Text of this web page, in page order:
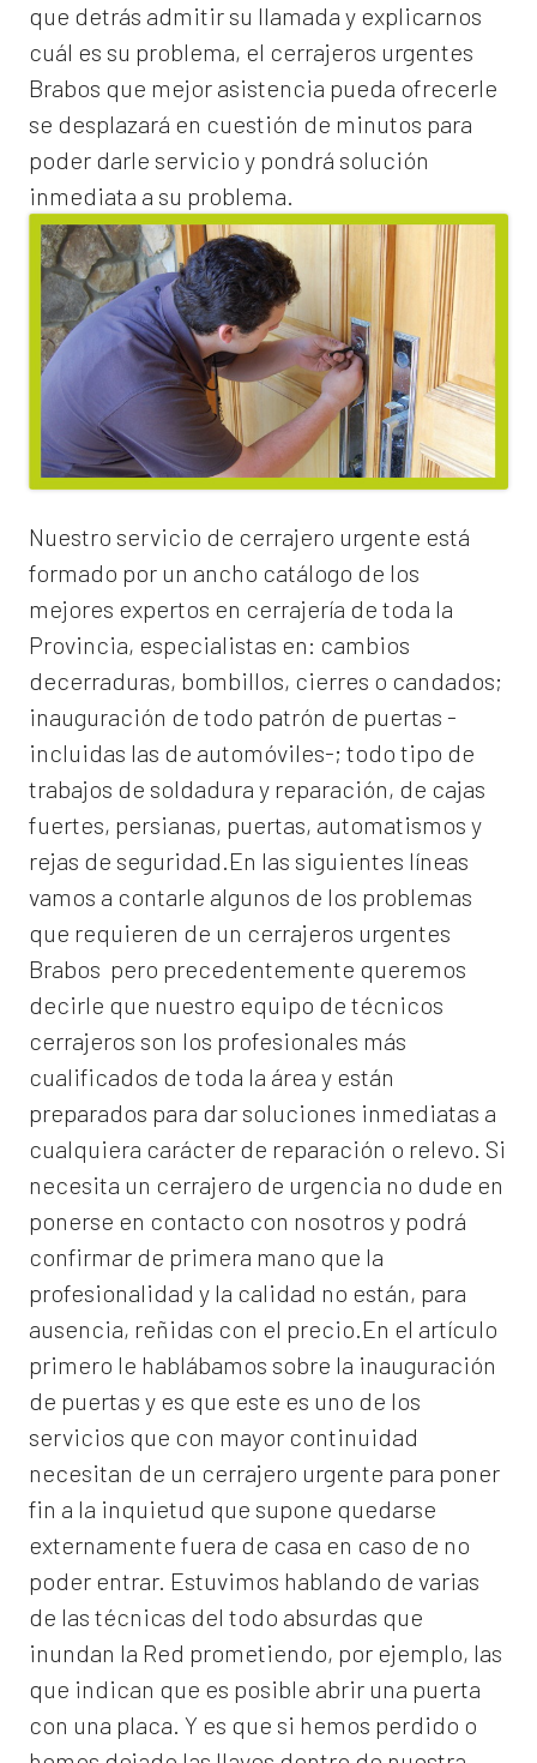
que detrás admitir su llamada y explicarnos
cuál es su problema, el cerrajeros urgentes
Brabos que mejor asistencia pueda ofrecerle
se desplazará en cuestión de minutos para
poder darle servicio y pondrá solución
inmediata a su problema.
Nuestro servicio de cerrajero urgente está
formado por un ancho catálogo de los
mejores expertos en cerrajería de toda la
Provincia, especialistas en: cambios
decerraduras, bombillos, cierres o candados;
inauguración de todo patrón de puertas -
incluidas las de automóviles-; todo tipo de
trabajos de soldadura y reparación, de cajas
fuertes, persianas, puertas, automatismos y
rejas de seguridad.En las siguientes líneas
vamos a contarle algunos de los problemas
que requieren de un cerrajeros urgentes
Brabos pero precedentemente queremos
decirle que nuestro equipo de técnicos
cerrajeros son los profesionales más
cualificados de toda la área y están
preparados para dar soluciones inmediatas a
cualquiera carácter de reparación o relevo. Si
necesita un cerrajero de urgencia no dude en
ponerse en contacto con nosotros y podrá
confirmar de primera mano que la
profesionalidad y la calidad no están, para
ausencia, reñidas con el precio.En el artículo
primero le hablábamos sobre la inauguración
de puertas y es que este es uno de los
servicios que con mayor continuidad
necesitan de un cerrajero urgente para poner
fin a la inquietud que supone quedarse
externamente fuera de casa en caso de no
poder entrar. Estuvimos hablando de varias
de las técnicas del todo absurdas que
inundan la Red prometiendo, por ejemplo, las
que indican que es posible abrir una puerta
con una placa. Y es que si hemos perdido o